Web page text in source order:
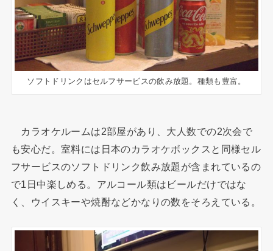
ソフトドリンクはセルフサービスの飲み放題。種類も豊富。
カラオケルームは2部屋があり、大人数での2次会で
も安心だ。室料には日本のカラオケボックスと同様セル
フサービスのソフトドリンク飲み放題が含まれているの
で1日中楽しめる。アルコール類はビールだけではな
く、ウイスキーや焼酎などかなりの数をそろえている。